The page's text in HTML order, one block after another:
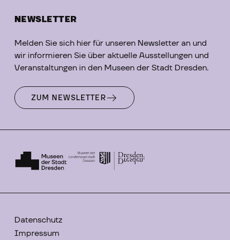
NEWSLETTER
Melden Sie sich hier für unseren Newsletter an und
wir informieren Sie über aktuelle Ausstellungen und
Veranstaltungen in den Museen der Stadt Dresden.
ZUM NEWSLETTER
Datenschutz
Impressum